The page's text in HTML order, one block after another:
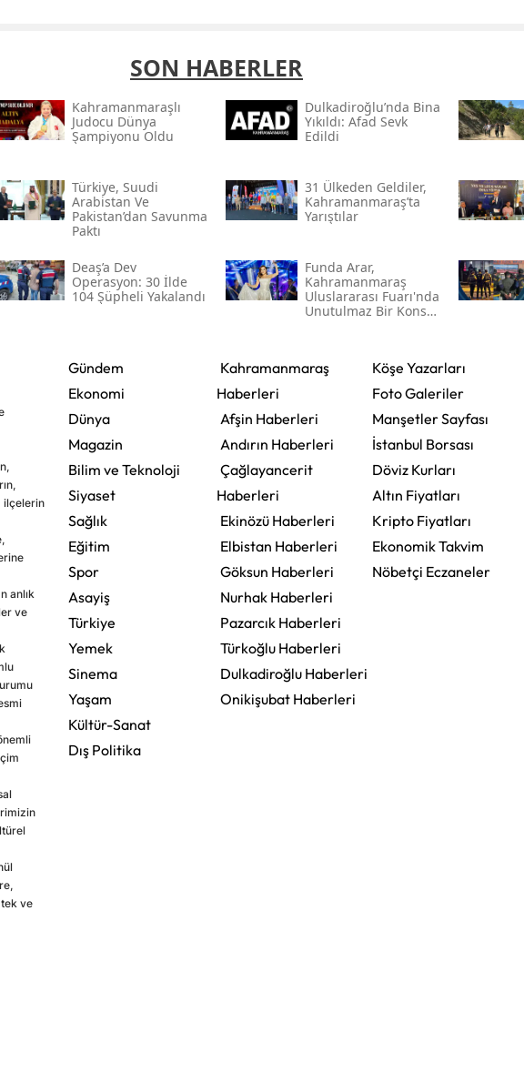
SON HABERLER
Kahramanmaraşlı
Judocu Dünya
Şampiyonu Oldu
Dulkadiroğlu’nda Bina
Yıkıldı: Afad Sevk
Edildi
Türkiye, Suudi
Arabistan Ve
Pakistan’dan Savunma
Paktı
31 Ülkeden Geldiler,
Kahramanmaraş’ta
Yarıştılar
Deaş’a Dev
Operasyon: 30 İlde
104 Şüpheli Yakalandı
Funda Arar,
Kahramanmaraş
Uluslararası Fuarı'nda
Unutulmaz Bir Konser
ilçelerin
anlık
ve
tek ve
Gündem
Ekonomi
Dünya
Magazin
Bilim ve Teknoloji
Siyaset
Sağlık
Eğitim
Spor
Asayiş
Türkiye
Yemek
Sinema
Yaşam
Kültür-Sanat
Dış Politika
Kahramanmaraş
Haberleri
Afşin Haberleri
Andırın Haberleri
Çağlayancerit
Haberleri
Ekinözü Haberleri
Elbistan Haberleri
Göksun Haberleri
Nurhak Haberleri
Pazarcık Haberleri
Türkoğlu Haberleri
Dulkadiroğlu Haberleri
Onikişubat Haberleri
Köşe Yazarları
Foto Galeriler
Manşetler Sayfası
İstanbul Borsası
Döviz Kurları
Altın Fiyatları
Kripto Fiyatları
Ekonomik Takvim
Nöbetçi Eczaneler